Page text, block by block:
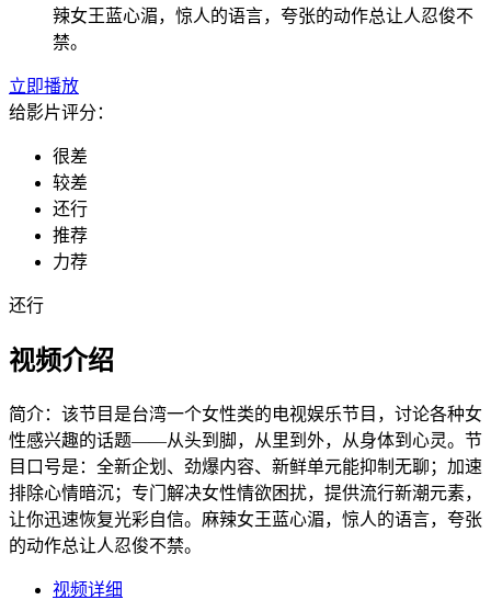
辣女王蓝心湄，惊人的语言，夸张的动作总让人忍俊不
禁。
立即播放
给影片评分：
很差
较差
还行
推荐
力荐
还行
视频介绍
简介： 该节目是台湾一个女性类的电视娱乐节目，讨论各种女
性感兴趣的话题——从头到脚，从里到外，从身体到心灵。节
目口号是：全新企划、劲爆内容、新鲜单元能抑制无聊；加速
排除心情暗沉；专门解决女性情欲困扰，提供流行新潮元素，
让你迅速恢复光彩自信。麻辣女王蓝心湄，惊人的语言，夸张
的动作总让人忍俊不禁。
视频详细